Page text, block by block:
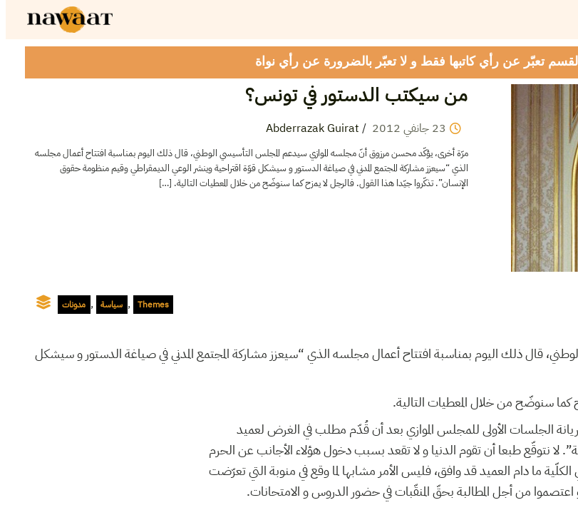
القسم تعبّر عن رأي كاتبها فقط و لا تعبّر بالضرورة عن رأي نواة
من سيكتب الدستور في تونس؟
23 جانفي 2012
/
Abderrazak Guirat
مرّة أخرى، يؤكّد محسن مرزوق أنّ مجلسه الموازي سيدعم المجلس التأسيسي الوطني، قال ذلك اليوم بمناسبة افتتاح أعمال مجلسه
الذي “سيعزز مشاركة المجتمع المدني في صياغة الدستور و سيشكل قوّة اقتراحية وينشر الوعي الديمقراطي وقيم منظومة حقوق
الإنسان”. تذكّروا جيّدا هذا القول. فالرجل لا يمزح كما سنوضّح من خلال المعطيات التالية. […]
مدونات , سياسة , Themes
قال ذلك اليوم بمناسبة افتتاح أعمال مجلسه الذي “سيعزز مشاركة المجتمع المدني في صياغة الدستور و سيشكل
كما سنوضّح من خلال المعطيات التالية.
الجلسات الأولى للمجلس الموازي بعد أن قُدّم مطلب في الغرض لعميد
نتوقّع طبعا أن تقوم الدنيا و لا تقعد بسبب دخول هؤلاء الأجانب عن الحرم
ما دام العميد قد وافق، فليس الأمر مشابها لما وقع في منوبة التي تعرّضت
من أجل المطالبة بحقّ المنقّبات في حضور الدروس و الامتحانات.